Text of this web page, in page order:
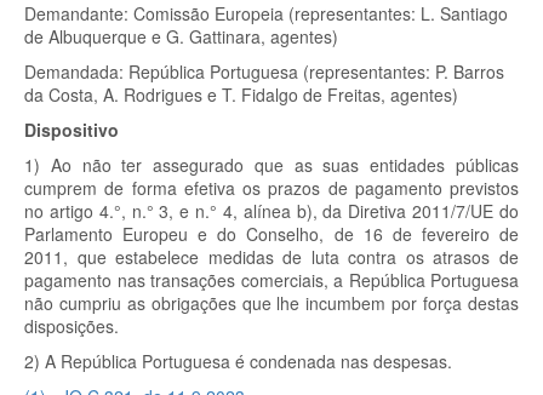
Demandante: Comissão Europeia (representantes: L. Santiago
de Albuquerque e G. Gattinara, agentes)
Demandada: República Portuguesa (representantes: P. Barros
da Costa, A. Rodrigues e T. Fidalgo de Freitas, agentes)
Dispositivo
1) Ao não ter assegurado que as suas entidades públicas
cumprem de forma efetiva os prazos de pagamento previstos
no artigo 4.°, n.° 3, e n.° 4, alínea b), da Diretiva 2011/7/UE do
Parlamento Europeu e do Conselho, de 16 de fevereiro de
2011, que estabelece medidas de luta contra os atrasos de
pagamento nas transações comerciais, a República Portuguesa
não cumpriu as obrigações que lhe incumbem por força destas
disposições.
2) A República Portuguesa é condenada nas despesas.